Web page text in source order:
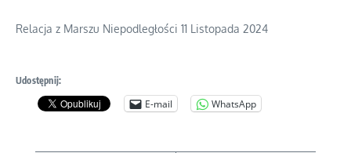
Relacja z Marszu Niepodległości 11 Listopada 2024
Udostępnij:
E-mail WhatsApp